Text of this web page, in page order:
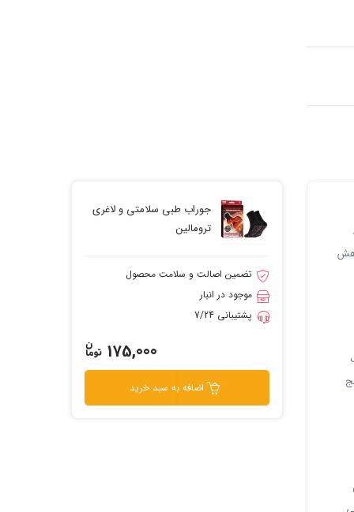
جوراب طبی سلامتی و لاغری
ترومالین
تضمین اصالت و سلامت محصول
موجود در انبار
پشتیبانی 7/24
175,000
اضافه به سبد خرید